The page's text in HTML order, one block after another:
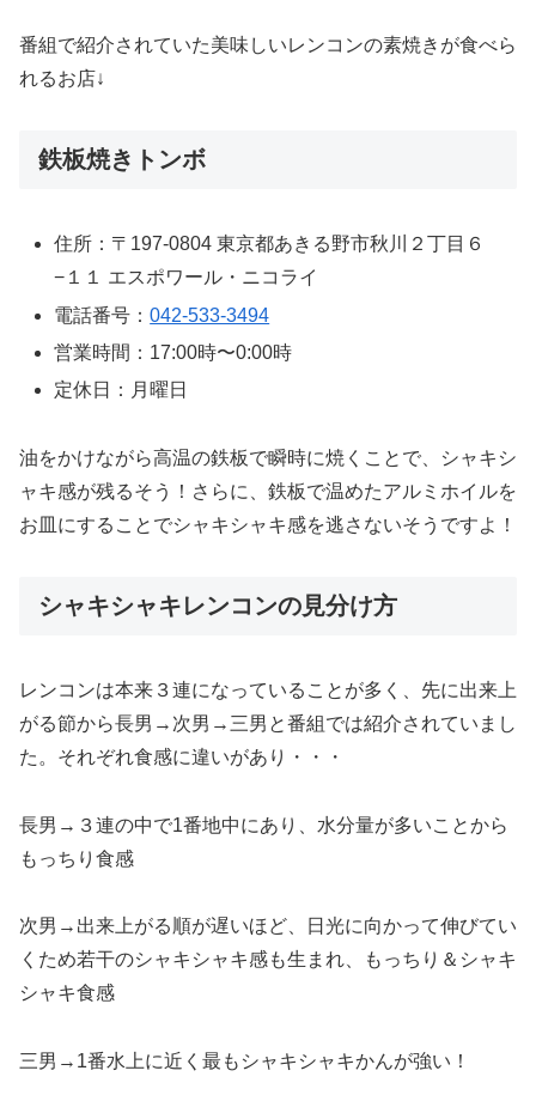
番組で紹介されていた美味しいレンコンの素焼きが食べら
れるお店↓
鉄板焼きトンボ
住所：〒197-0804 東京都あきる野市秋川２丁目６
−１１ エスポワール・ニコライ
電話番号：042-533-3494
営業時間：17:00時〜0:00時
定休日：月曜日
油をかけながら高温の鉄板で瞬時に焼くことで、シャキシ
ャキ感が残るそう！さらに、鉄板で温めたアルミホイルを
お皿にすることでシャキシャキ感を逃さないそうですよ！
シャキシャキレンコンの見分け方
レンコンは本来３連になっていることが多く、先に出来上
がる節から長男→次男→三男と番組では紹介されていまし
た。それぞれ食感に違いがあり・・・
長男→３連の中で1番地中にあり、水分量が多いことから
もっちり食感
次男→出来上がる順が遅いほど、日光に向かって伸びてい
くため若干のシャキシャキ感も生まれ、もっちり＆シャキ
シャキ食感
三男→1番水上に近く最もシャキシャキかんが強い！